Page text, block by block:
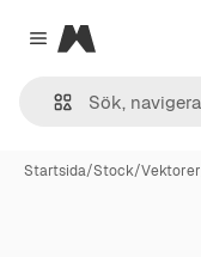
Close menu
Magnific
Startsida/Stock/Vektorer